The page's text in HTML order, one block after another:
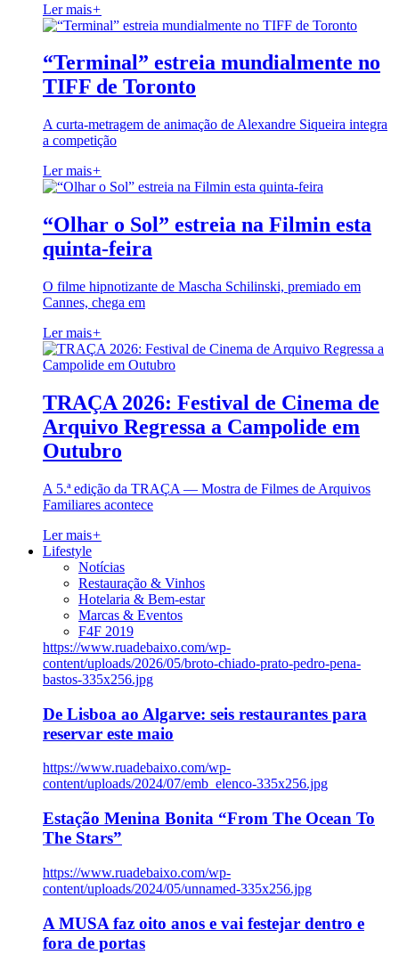
Ler mais+
“Terminal” estreia mundialmente no
TIFF de Toronto
A curta-metragem de animação de Alexandre Siqueira integra
a competição
Ler mais+
“Olhar o Sol” estreia na Filmin esta
quinta-feira
O filme hipnotizante de Mascha Schilinski, premiado em
Cannes, chega em
Ler mais+
TRAÇA 2026: Festival de Cinema de
Arquivo Regressa a Campolide em
Outubro
A 5.ª edição da TRAÇA — Mostra de Filmes de Arquivos
Familiares acontece
Ler mais+
Lifestyle
Notícias
Restauração & Vinhos
Hotelaria & Bem-estar
Marcas & Eventos
F4F 2019
https://www.ruadebaixo.com/wp-
content/uploads/2026/05/broto-chiado-prato-pedro-pena-
bastos-335x256.jpg
De Lisboa ao Algarve: seis restaurantes para
reservar este maio
https://www.ruadebaixo.com/wp-
content/uploads/2024/07/emb_elenco-335x256.jpg
Estação Menina Bonita “From The Ocean To
The Stars”
https://www.ruadebaixo.com/wp-
content/uploads/2024/05/unnamed-335x256.jpg
A MUSA faz oito anos e vai festejar dentro e
fora de portas